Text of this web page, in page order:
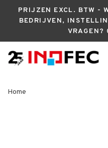
PRIJZEN EXCL. BTW -
BEDRIJVEN,
Home